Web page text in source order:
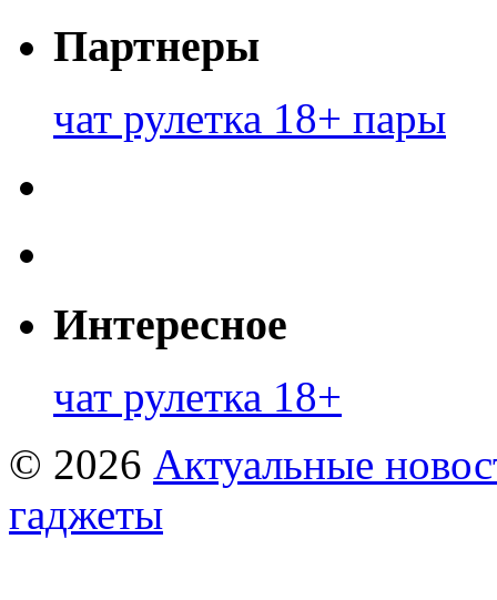
Партнеры
чат рулетка 18+ пары
Интересное
чат рулетка 18+
© 2026 Актуальные
гаджеты